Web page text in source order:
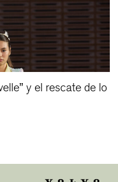
y el rescate de lo